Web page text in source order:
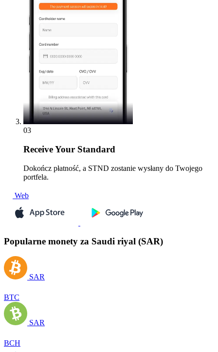
03
ReceiveYour Standard
Dokończ płatność, a STND zostanie wysłany do Twojego
portfela.
Web
Popularne monety za Saudi riyal (SAR)
SAR
BTC
SAR
BCH